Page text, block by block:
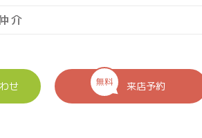
介
せ 無料 来店予約